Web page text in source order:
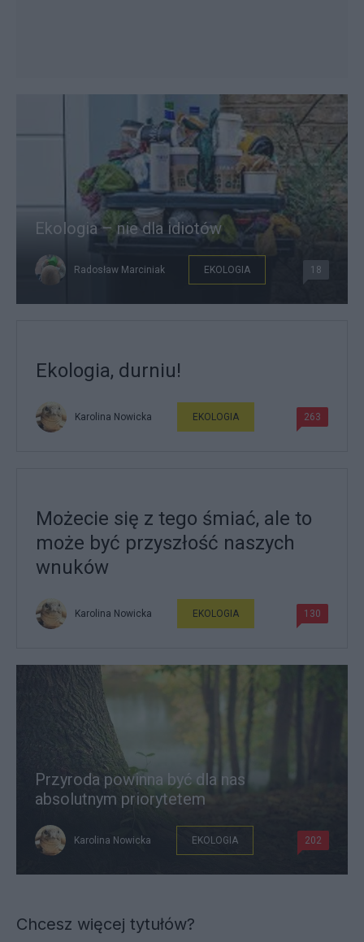
Ekologia – nie dla idiotów
Radosław Marciniak EKOLOGIA 18
Ekologia, durniu!
Karolina Nowicka EKOLOGIA 263
Możecie się z tego śmiać, ale to
może być przyszłość naszych
wnuków
Karolina Nowicka EKOLOGIA 130
Przyroda powinna być dla nas
absolutnym priorytetem
Karolina Nowicka EKOLOGIA 202
Chcesz więcej tytułów?